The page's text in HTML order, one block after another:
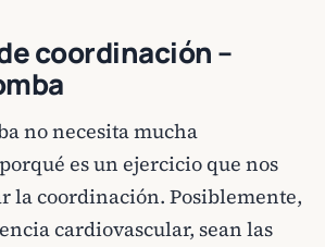
coordinación –
no necesita mucha
es un ejercicio que nos
la coordinación. Posiblemente,
cardiovascular, sean las